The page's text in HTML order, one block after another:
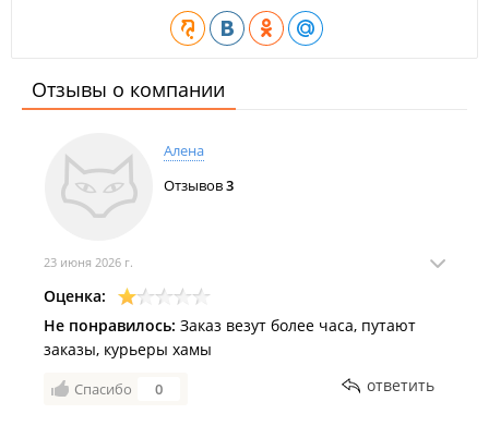
Отзывы о компании
Алена
Отзывов3
23 июня 2026 г.
Оценка:
Не понравилось: Заказ везут более часа, путают
заказы, курьеры хамы
Спасибо 0 ответить